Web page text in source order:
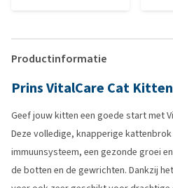
Productinformatie
Prins VitalCare Cat Kitten
Geef jouw kitten een goede start met
Deze volledige, knapperige
immuunsysteem, een gezonde groei
de botten en de gewrichten. Dankzij